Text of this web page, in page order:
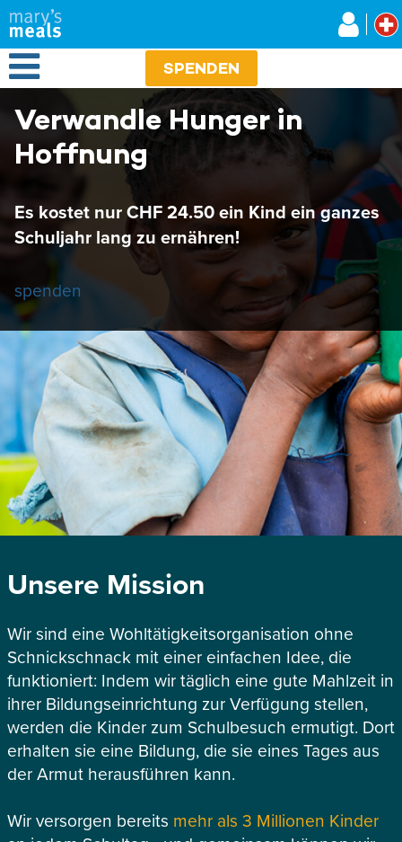
Direkt
zum
Inhalt
Open Menu SPENDEN
Verwandle Hunger in
Hoffnung
Es kostet nur CHF 24.50 ein Kind ein ganzes
Schuljahr lang zu ernähren!
spenden
Unsere Mission
Wir sind eine Wohltätigkeitsorganisation ohne
Schnickschnack mit einer einfachen Idee, die
funktioniert: Indem wir täglich eine gute Mahlzeit in
ihrer Bildungseinrichtung zur Verfügung stellen,
werden die Kinder zum Schulbesuch ermutigt. Dort
erhalten sie eine Bildung, die sie eines Tages aus
der Armut herausführen kann.
Wir versorgen bereits mehr als 3 Millionen Kinder